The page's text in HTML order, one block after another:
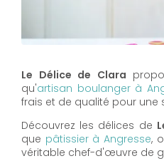
Le Délice de Clara
qu'artisan boulanger à
frais et de qualité pour une
Découvrez les délices de
que pâtissier à Angresse,
véritable chef-d'œuvre de